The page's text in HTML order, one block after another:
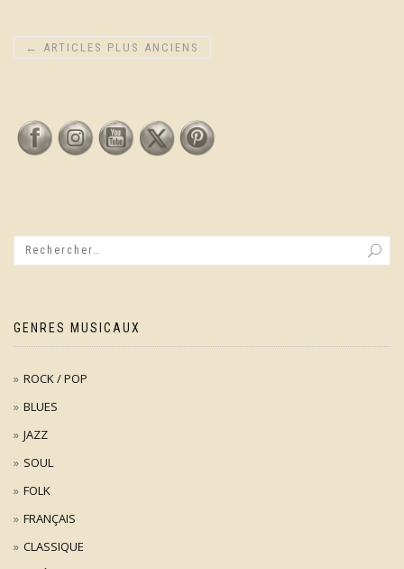
← ARTICLES PLUS ANCIENS
GENRES MUSICAUX
ROCK / POP
BLUES
JAZZ
SOUL
FOLK
FRANÇAIS
CLASSIQUE